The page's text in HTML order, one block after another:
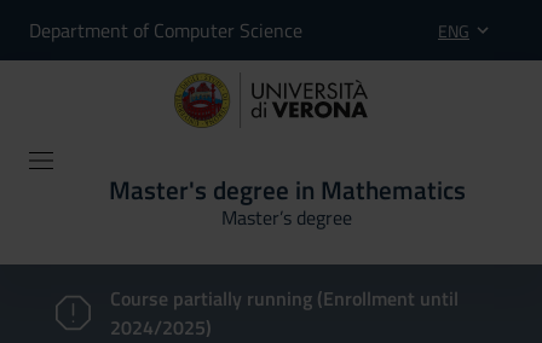
Department of Computer Science ENG
Master's degree in Mathematics
Master’s degree
Course partially running (Enrollment until
2024/2025)